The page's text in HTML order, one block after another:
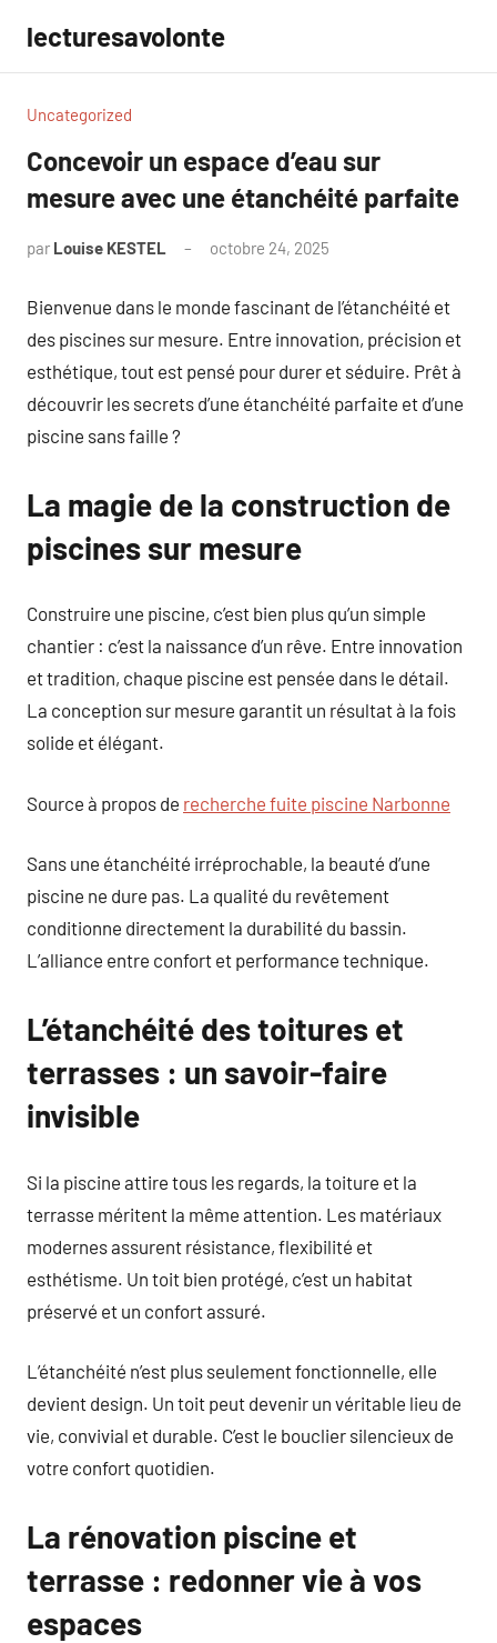
contenu
lecturesavolonte
Uncategorized
Concevoir un espace d’eau sur
mesure avec une étanchéité parfaite
par Louise KESTEL octobre 24, 2025
Bienvenue dans le monde fascinant de l’étanchéité et
des piscines sur mesure. Entre innovation, précision et
esthétique, tout est pensé pour durer et séduire. Prêt à
découvrir les secrets d’une étanchéité parfaite et d’une
piscine sans faille ?
La magie de la construction de
piscines sur mesure
Construire une piscine, c’est bien plus qu’un simple
chantier : c’est la naissance d’un rêve. Entre innovation
et tradition, chaque piscine est pensée dans le détail.
La conception sur mesure garantit un résultat à la fois
solide et élégant.
Source à propos de recherche fuite piscine Narbonne
Sans une étanchéité irréprochable, la beauté d’une
piscine ne dure pas. La qualité du revêtement
conditionne directement la durabilité du bassin.
L’alliance entre confort et performance technique.
L’étanchéité des toitures et
terrasses : un savoir-faire
invisible
Si la piscine attire tous les regards, la toiture et la
terrasse méritent la même attention. Les matériaux
modernes assurent résistance, flexibilité et
esthétisme. Un toit bien protégé, c’est un habitat
préservé et un confort assuré.
L’étanchéité n’est plus seulement fonctionnelle, elle
devient design. Un toit peut devenir un véritable lieu de
vie, convivial et durable. C’est le bouclier silencieux de
votre confort quotidien.
La rénovation piscine et
terrasse : redonner vie à vos
espaces